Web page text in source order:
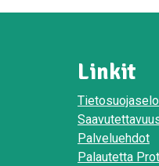
Linkit
Palveluehdot
Palautetta